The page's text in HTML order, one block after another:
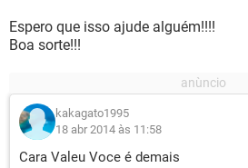
Espero que isso ajude alguém!!!!
Boa sorte!!!
kakagato1995
18 abr 2014 às 11:58
Cara Valeu Voce é demais